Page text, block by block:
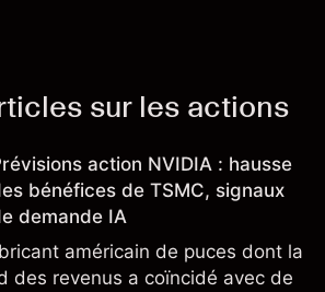
sur les actions
action NVIDIA : hausse
bénéfices de TSMC, signaux
demande IA
américain de puces dont la
des revenus a coïncidé avec de